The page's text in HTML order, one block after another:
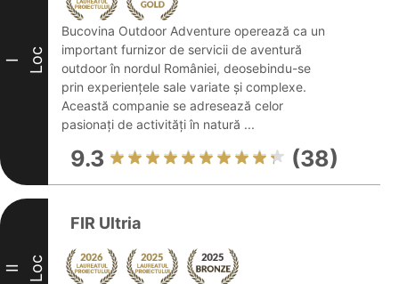
I Loc
Bucovina Outdoor Adventure operează ca un
important furnizor de servicii de aventură
outdoor în nordul României, deosebindu-se
prin experiențele sale variate și complexe.
Această companie se adresează celor
pasionați de activități în natură ...
9.3 (38)
II Loc
FIR Ultria